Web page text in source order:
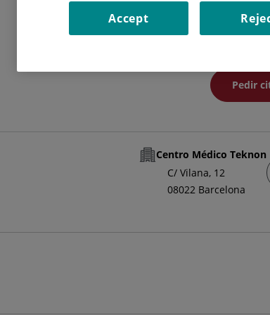
FACULTATIVO ESPECIALISTA CIR.
Pedir
Centro Médico Teknon
C/ Vilana, 12
08022 Barcelona
Accept